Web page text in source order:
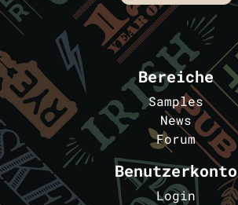
Bereiche
Samples
News
Forum
Benutzerkonto
Login